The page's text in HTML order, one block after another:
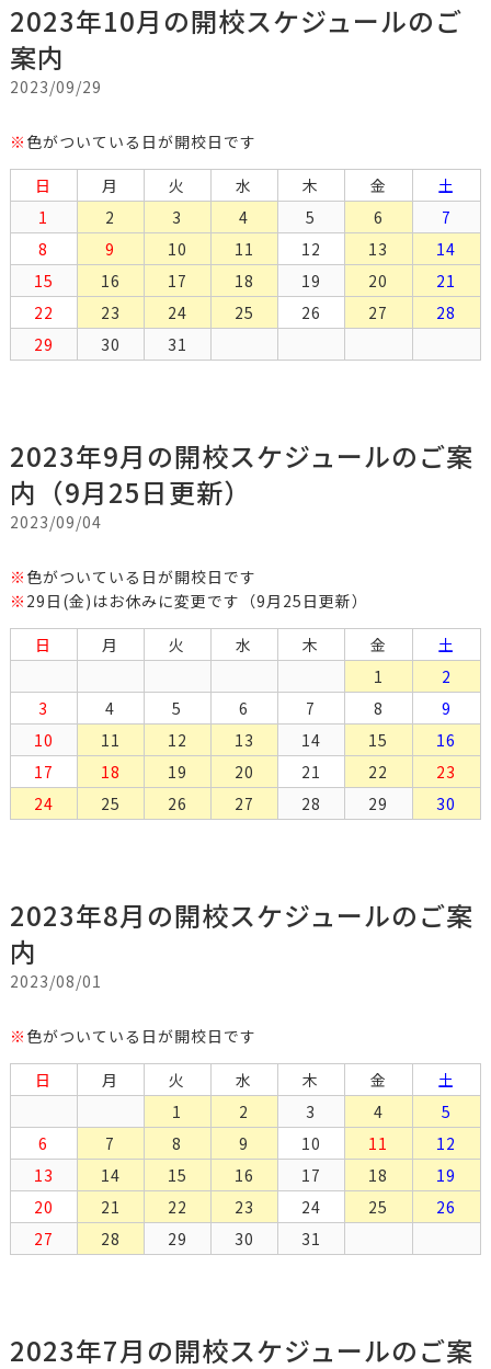
2023年10月の開校スケジュールのご
案内
2023/09/29
※ 色がついている日が開校日です
日
月 火 水 木 金
土
1
2 3 4 5 6
7
8
9 10 11 12 13
14
15
16 17 18 19 20
21
22
23 24 25 26 27
28
29
30 31
2023年9月の開校スケジュールのご案
内（9月25日更新）
2023/09/04
※ 色がついている日が開校日です
※ 29日(金)はお休みに変更です（9月25日更新）
日
月 火 水 木 金
土
1
2
3
4 5 6 7 8
9
10
11 12 13 14 15
16
17
18 19 20 21 22
23
24
25 26 27 28 29 30
2023年8月の開校スケジュールのご案
内
2023/08/01
※ 色がついている日が開校日です
日
月 火 水 木 金
土
1
2 3 4
5
6
7 8 9 10 11
12
13
14 15 16 17 18
19
20
21 22 23 24 25
26
27
28 29 30 31
2023年7月の開校スケジュールのご案